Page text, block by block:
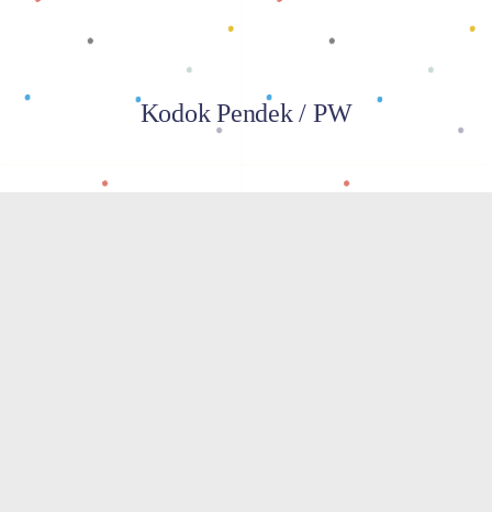
Kodok Pendek / PW